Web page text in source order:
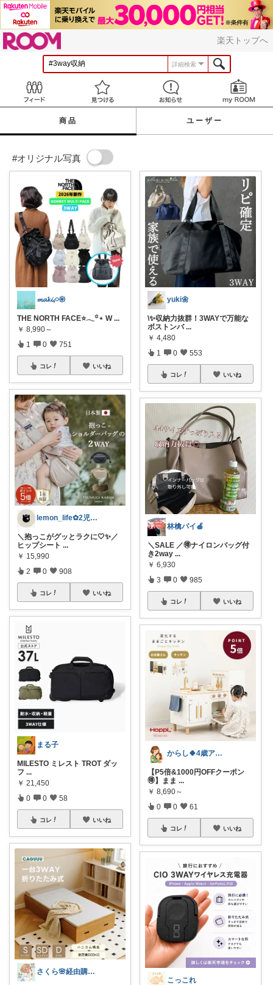
楽天トップへ
詳細検索
見つける お知らせ
商品 ユーザー
#オリジナル写真
𝓶𝓪𝓴𝓲𓈒𓏸𑁍
THE NORTH FACE⭐️𓂃꙳⋆ W ...
￥ 8,990～
1 0 751
コレ いいね
lemon_life✿2児ママ
＼抱っこがグッとラクに🤍✨／
ヒップシート ...
￥ 15,990
2 0 908
コレ いいね
まる子
MILESTO ミレスト TROT ダッ
フ ...
￥ 21,450
0 0 58
コレ いいね
さくら🌸経由購入ありがとう😊
yuki🌼
\✨収納力抜群！3WAYで万能な
ボストンバ ...
￥ 4,480
1 0 553
コレ いいね
林檎パイ🍎
＼SALE ／🉐ナイロンバッグ付
き2way ...
￥ 6,930
3 0 985
コレ いいね
からし🍀4歳アレっ子育児&知育
【P5倍&1000円OFFクーポン
🉐】まま ...
￥ 8,690～
0 0 61
コレ いいね
こっこれ